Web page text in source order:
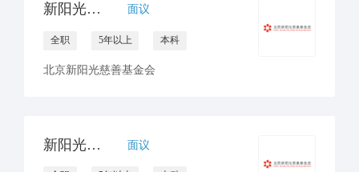
新阳光南区合作中心负责人 面议
全职 5年以上 本科
北京新阳光慈善基金会
新阳光西区合作中心负责人 面议